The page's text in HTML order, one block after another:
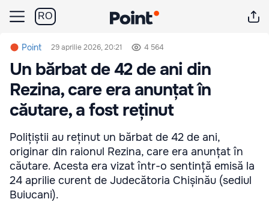
RO
Point 29 aprilie 2026, 20:21 4 564
Un bărbat de 42 de ani din
Rezina, care era anunțat în
căutare, a fost reținut
Polițiștii au reținut un bărbat de 42 de ani,
originar din raionul Rezina, care era anunțat în
căutare. Acesta era vizat într-o sentință emisă la
24 aprilie curent de Judecătoria Chișinău (sediul
Buiucani).